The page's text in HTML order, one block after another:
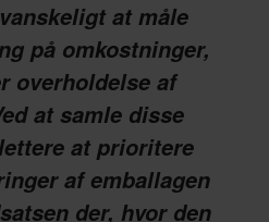
at måle
på omkostninger,
overholdelse af
at samle disse
at prioritere
af emballagen
der, hvor den